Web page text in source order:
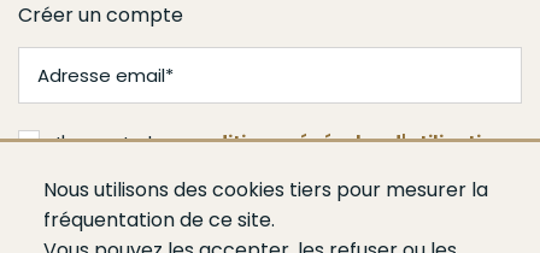
Nous utilisons des cookies tiers pour mesurer la
fréquentation de ce site.
Créer un compte
J'accepte lesconditions générales d'utilisation
Valider